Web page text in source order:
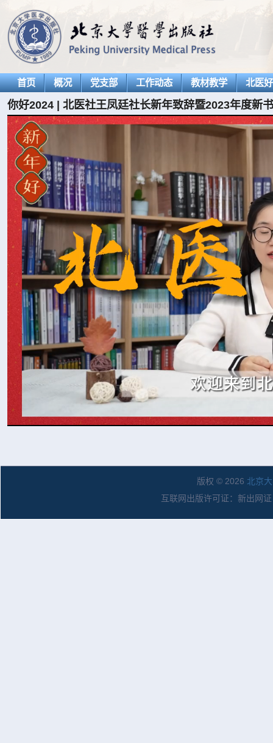
首页 概况 党支部 工作动态 教材教学 北医
你好2024 | 北医社王凤廷社长新年致辞暨2023年度新
版权 © 2026 北京
互联网出版许可证：新出网